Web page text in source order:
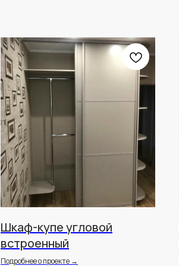
Шкаф-купе угловой
встроенный
Подробнее о проекте →